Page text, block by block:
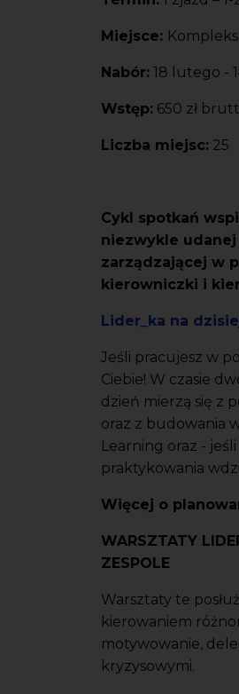
Miejsce:
Nabór: 18 lutego -
Wstęp: 650 zł
Liczba miejsc: 25
Cykl spotkań
niezwykle
zarządzającej w
kierowniczki i
Lider_ka na
Jeśli pracujesz w
Ciebie! W czasie
dzień mierzą się z
oraz z budowania
Learning oraz -
praktykowania
Więcej o
WARSZTATY
ZESPOLE
Warsztaty te
kierowaniem
motywowanie,
kryzysowymi.